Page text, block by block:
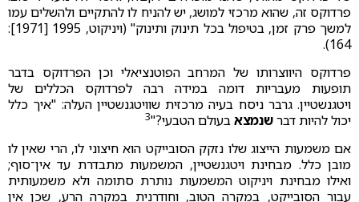
פרדוקס זה, שהוא מרכזי למושג, יש להניח לו להתקיים ולהשלים עמו
למשך פרק זמן, בטיפול בכל תינוק ותינוק" (ויניקוט, 1995 [1971]:
164).
פרדוקס היווצרותו של המרחב הפוטנציאלי וכן הפרדוקס בדבר
תופעות מעבריות דומה במידה רבה לפרדוקס הכללים של
ויטגנשטיין. גרבר ניסח בעיה מרכזית שוויטגנשטיין העלה: "איך כלל
יכול להיות דברשנמצאבעולם הטבעי?"3
אם משמעות הייצוג שלו נזקק הסובייקט הוא חיצוני לו, הרי שאין לו
מובן כלל. מבחינת ויטגנשטיין, המשמעות מתבדרת עד אין־סוף;
ואילו מבחינת ויניקוט המשמעות נותרת סתומה ולא משמעותית
עבור הסובייקט, במקרה הטוב, וחודרנית במקרה הרע, שכן אין